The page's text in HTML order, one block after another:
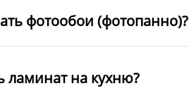
фотообои (фотопанно)?
ламинат на кухню?